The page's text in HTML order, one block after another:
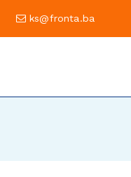
ks@fronta.ba